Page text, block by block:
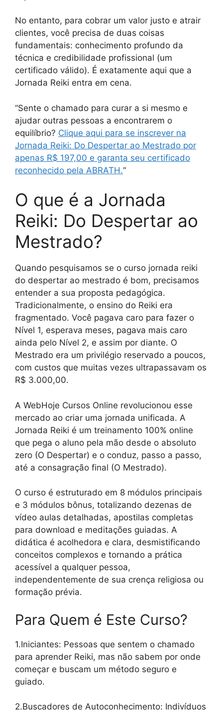
No entanto, para cobrar um valor justo e atrair
clientes, você precisa de duas coisas
fundamentais: conhecimento profundo da
técnica e credibilidade profissional (um
certificado válido). É exatamente aqui que a
Jornada Reiki entra em cena.
“Sente o chamado para curar a si mesmo e
ajudar outras pessoas a encontrarem o
equilíbrio? Clique aqui para se inscrever na
Jornada Reiki: Do Despertar ao Mestrado por
apenas R$ 197,00 e garanta seu certificado
reconhecido pela ABRATH.“
O que é a Jornada
Reiki: Do Despertar ao
Mestrado?
Quando pesquisamos se o curso jornada reiki
do despertar ao mestrado é bom, precisamos
entender a sua proposta pedagógica.
Tradicionalmente, o ensino do Reiki era
fragmentado. Você pagava caro para fazer o
Nível 1, esperava meses, pagava mais caro
ainda pelo Nível 2, e assim por diante. O
Mestrado era um privilégio reservado a poucos,
com custos que muitas vezes ultrapassavam os
R$ 3.000,00.
A WebHoje Cursos Online revolucionou esse
mercado ao criar uma jornada unificada. A
Jornada Reiki é um treinamento 100% online
que pega o aluno pela mão desde o absoluto
zero (O Despertar) e o conduz, passo a passo,
até a consagração final (O Mestrado).
O curso é estruturado em 8 módulos principais
e 3 módulos bônus, totalizando dezenas de
vídeo aulas detalhadas, apostilas completas
para download e meditações guiadas. A
didática é acolhedora e clara, desmistificando
conceitos complexos e tornando a prática
acessível a qualquer pessoa,
independentemente de sua crença religiosa ou
formação prévia.
Para Quem é Este Curso?
1.Iniciantes: Pessoas que sentem o chamado
para aprender Reiki, mas não sabem por onde
começar e buscam um método seguro e
guiado.
2.Buscadores de Autoconhecimento: Indivíduos